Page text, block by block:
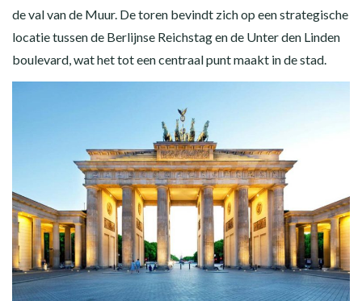
de val van de Muur. De toren bevindt zich op een strategische
locatie tussen de Berlijnse Reichstag en de Unter den Linden
boulevard, wat het tot een centraal punt maakt in de stad.